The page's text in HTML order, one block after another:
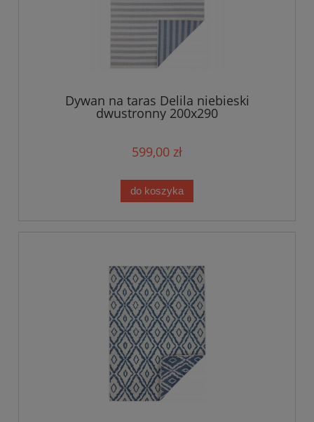
Dywan na taras Delila niebieski
dwustronny 200x290
599,00 zł
do koszyka